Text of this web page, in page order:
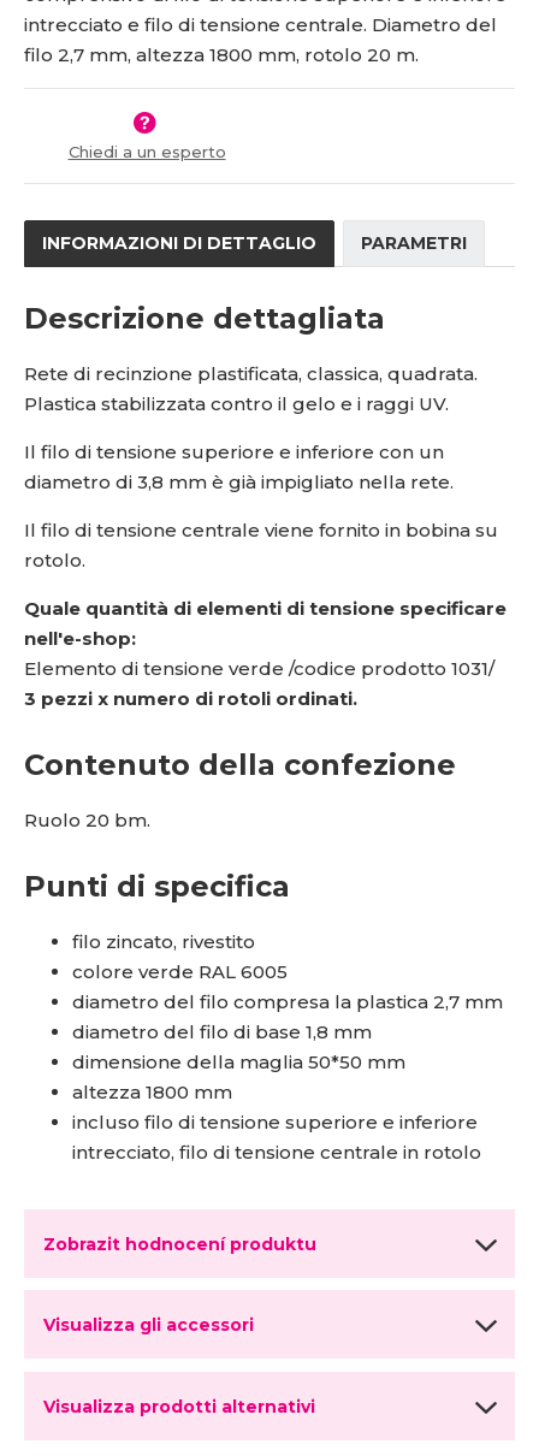
50
s
t
t
v
intrecciato e filo di tensione centrale. Diametro del
filo 2,7 mm, altezza 1800 mm, rotolo 20 m.
Chiedi a un esperto
INFORMAZIONI DI DETTAGLIO PARAMETRI
Descrizione dettagliata
Rete di recinzione plastificata, classica, quadrata.
Plastica stabilizzata contro il gelo e i raggi UV.
Il filo di tensione superiore e inferiore con un
diametro di 3,8 mm è già impigliato nella rete.
Il filo di tensione centrale viene fornito in bobina su
rotolo.
Quale quantità di elementi di tensione specificare
nell'e-shop:
Elemento di tensione verde /codice prodotto 1031/
3 pezzi x numero di rotoli ordinati.
Contenuto della confezione
Ruolo 20 bm.
Punti di specifica
filo zincato, rivestito
colore verde RAL 6005
diametro del filo compresa la plastica 2,7 mm
diametro del filo di base 1,8 mm
dimensione della maglia 50*50 mm
altezza 1800 mm
incluso filo di tensione superiore e inferiore
intrecciato, filo di tensione centrale in rotolo
Zobrazit hodnocení produktu
Visualizza gli accessori
Visualizza prodotti alternativi